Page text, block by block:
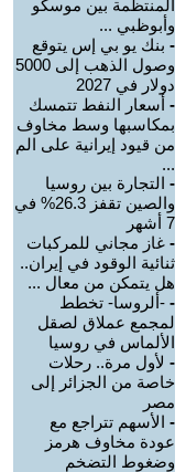
المنتظمة بين موسكو
وأبوظبي ...
- بنك يو بي إس يتوقع
وصول الذهب إلى 5000
دولار في 2027
- أسعار النفط تتمسك
بمكاسبها وسط مخاوف
من قيود إيرانية على الم
...
- التجارة بين روسيا
والصين تقفز 26.3% في
7 أشهر
- غاز مجاني للمركبات
ثنائية الوقود في إيران..
هل يتمكن من معال ...
- -ألروسا- تخطط
لمجمع عملاق لصقل
الألماس في روسيا
- لأول مرة.. رحلات
خاصة من الجزائر إلى
مصر
- الأسهم تتراجع مع
عودة مخاوف هرمز
وضغوط التضخم